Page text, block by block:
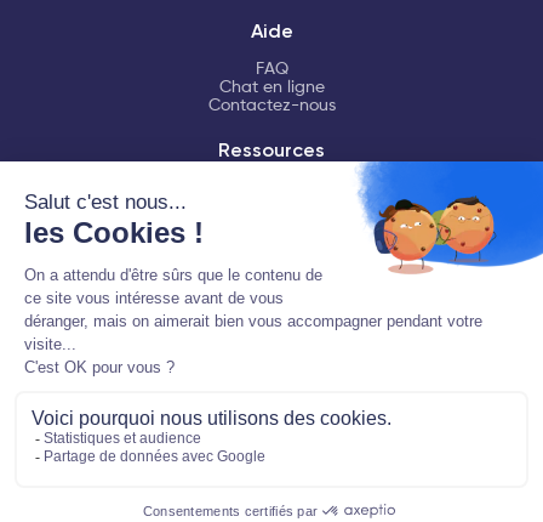
Aide
FAQ
Chat en ligne
Contactez-nous
Ressources
Logiciel comptable
Partenaire EDI habilité par la Direction Générale des Finances
En savoir plus